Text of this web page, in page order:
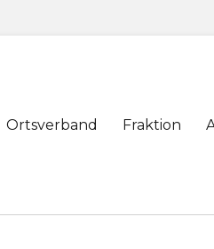
Ortsverband Fraktion